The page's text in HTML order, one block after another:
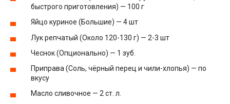
быстрого приготовления) — 100 г
Яйцо куриное (Большие) — 4 шт
Лук репчатый (Около 120-130 г) — 2-3 шт
Чеснок (Опционально) — 1 зуб.
Приправа (Соль, чёрный перец и чили-хлопья) — по
вкусу
Масло сливочное — 2 ст. л.